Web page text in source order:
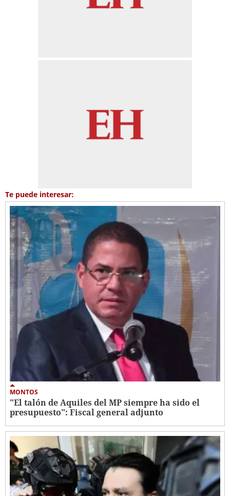
Te puede interesar:
MONTOS
"El talón de Aquiles del MP siempre ha sido el
presupuesto": Fiscal general adjunto